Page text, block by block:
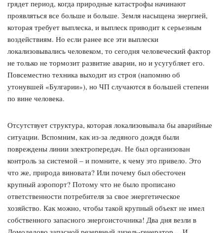
грядет период, когда природные катастрофы начинают
проявляться все больше и больше. Земля насыщена энергией,
которая требует выплеска, и выплеск приводит к серьезным
воздействиям. Но если ранее все эти выплески
локализовывались человеком, то сегодня человеческий фактор
не только не тормозит развитие аварии, но и усугубляет его.
Повсеместно техника выходит из строя (напомню об
утонувшей «Булгарии»), но ЧП случаются в большей степени
по вине человека.
Отсутствует структура, которая локализовывала бы аварийные
ситуации. Вспомним, как из-за ледяного дождя были
повреждены линии электропередач. Не был организован
контроль за системой – и помните, к чему это привело. Это
что же, природа виновата? Или почему был обесточен
крупный аэропорт? Потому что не было прописано
ответственности потребителя за свое энергетическое
хозяйство. Как можно, чтобы такой крупный объект не имел
собственного запасного энергоисточника! Два дня везли в